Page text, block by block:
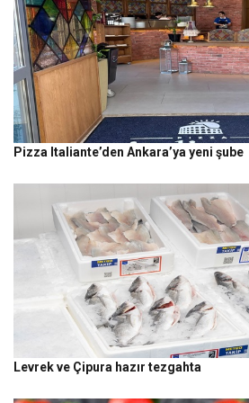
Pizza Italiante’den Ankara’ya yeni şube
Levrek ve Çipura hazır tezgahta